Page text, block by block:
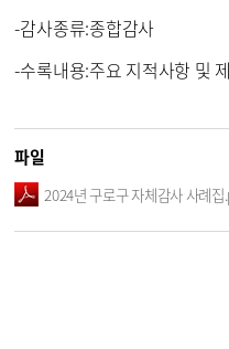
-감사종류:종합감사
-수록내용:주요 지적사항 및
파일
2024년 구로구 자체감사 사례